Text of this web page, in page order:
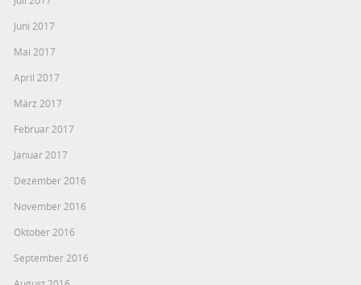
Juni 2017
Mai 2017
April 2017
März 2017
Februar 2017
Januar 2017
Dezember 2016
November 2016
Oktober 2016
September 2016